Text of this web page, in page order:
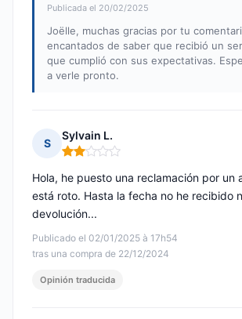
Publicada el 20/02/2025
Joëlle, muchas gracias por tu
encantados de saber que recibió un
que cumplió con sus expectativas.
a verle pronto.
S
Sylvain L.
Nota: 2 de 5
Publicado el 02/01/2025 à 17h54
tras una compra de 22/12/2024
Hola, he puesto una reclamación por un
está roto. Hasta la fecha no he recibido
devolución...
Opinión traducida